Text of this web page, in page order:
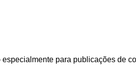
para publicações de